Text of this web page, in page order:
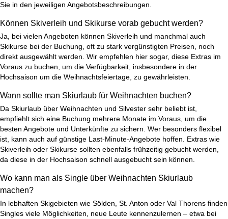
Sie in den jeweiligen Angebotsbeschreibungen.
Können Skiverleih und Skikurse vorab gebucht werden?
Ja, bei vielen Angeboten können Skiverleih und manchmal auch
Skikurse bei der Buchung, oft zu stark vergünstigten Preisen, noch
direkt ausgewählt werden. Wir empfehlen hier sogar, diese Extras im
Voraus zu buchen, um die Verfügbarkeit, insbesondere in der
Hochsaison um die Weihnachtsfeiertage, zu gewährleisten.
Wann sollte man Skiurlaub für Weihnachten buchen?
Da Skiurlaub über Weihnachten und Silvester sehr beliebt ist,
empfiehlt sich eine Buchung mehrere Monate im Voraus, um die
besten Angebote und Unterkünfte zu sichern. Wer besonders flexibel
ist, kann auch auf günstige Last-Minute-Angebote hoffen. Extras wie
Skiverleih oder Skikurse sollten ebenfalls frühzeitig gebucht werden,
da diese in der Hochsaison schnell ausgebucht sein können.
Wo kann man als Single über Weihnachten Skiurlaub
machen?
In lebhaften Skigebieten wie Sölden, St. Anton oder Val Thorens finden
Singles viele Möglichkeiten, neue Leute kennenzulernen – etwa bei